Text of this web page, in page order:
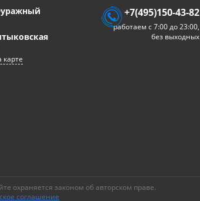
карте
+7(495)150-43-82
работаем с 7:00 до 23:00,
без выходных
охраняется законом об авторском праве.
соглашение